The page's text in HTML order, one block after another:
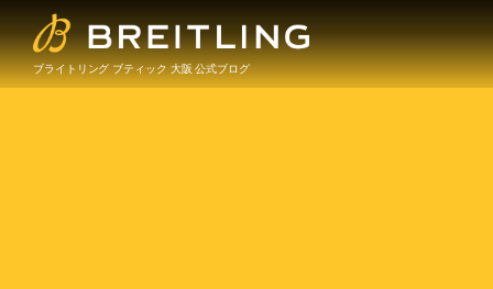
ブライトリング ブティック 大阪 公式ブログ